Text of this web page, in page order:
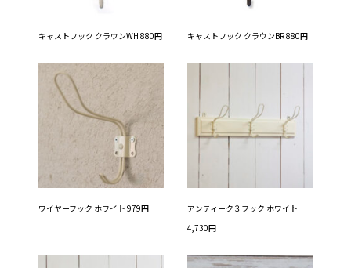
キャストフック クラウンWH 880円 キャストフック クラウンBR 880円
ワイヤーフック ホワイト 979円
アンティーク３フック ホワイト
4,730円